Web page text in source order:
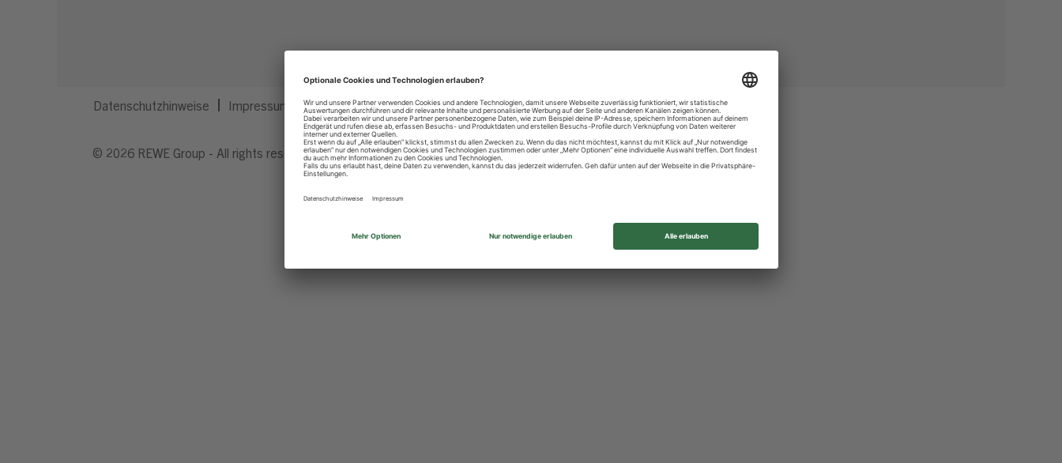
Datenschutzhinweise Impressum Privatsphäre-Einstellungen
© 2026 REWE Group - All rights reserved